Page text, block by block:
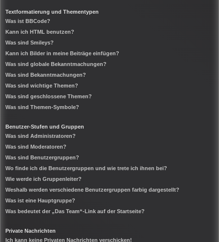
Textformatierung und Thementypen
Was ist BBCode?
Kann ich HTML benutzen?
Was sind Smileys?
Kann ich Bilder in meine Beiträge einfügen?
Was sind globale Bekanntmachungen?
Was sind Bekanntmachungen?
Was sind wichtige Themen?
Was sind geschlossene Themen?
Was sind Themen-Symbole?
Benutzer-Stufen und Gruppen
Was sind Administratoren?
Was sind Moderatoren?
Was sind Benutzergruppen?
Wo finde ich die Benutzergruppen und wie trete ich ihnen bei?
Wie werde ich Gruppenleiter?
Weshalb werden verschiedene Benutzergruppen farbig dargestellt?
Was ist eine Hauptgruppe?
Was bedeutet der „Das Team“-Link auf der Startseite?
Private Nachrichten
Ich kann keine Privaten Nachrichten verschicken!